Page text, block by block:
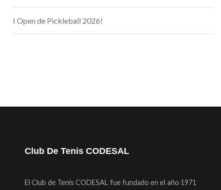
I Open de Pickleball 2026!
Club De Tenis CODESAL
El Club de Tenis CODESAL fue fundado en el año 1971